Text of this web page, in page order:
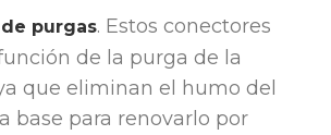
purgas. Estos conectores
de la purga de la
que eliminan el humo del
base para renovarlo por